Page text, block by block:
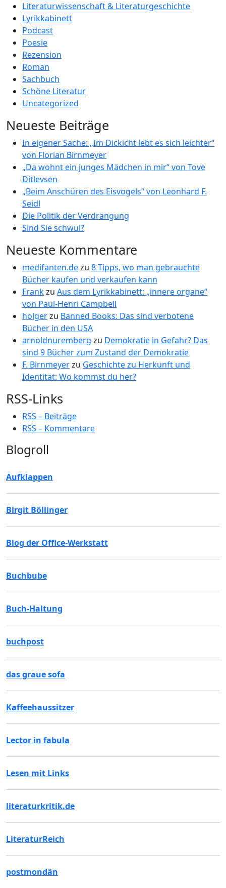
Literaturwissenschaft & Literaturgeschichte
Lyrikkabinett
Podcast
Poesie
Rezension
Roman
Sachbuch
Schöne Literatur
Uncategorized
Neueste Beiträge
In eigener Sache: „Im Dickicht lebt es sich leichter“
von Florian Birnmeyer
„Da wohnt ein junges Mädchen in mir“ von Tove
Ditlevsen
„Beim Anschüren des Eisvogels“ von Leonhard F.
Seidl
Die Politik der Verdrängung
Sind Sie schwul?
Neueste Kommentare
medifanten.dezu 8 Tipps, wo man gebrauchte
Bücher kaufen und verkaufen kann
Frankzu Aus dem Lyrikkabinett: „innere organe“
von Paul-Henri Campbell
holgerzu Banned Books: Das sind verbotene
Bücher in den USA
arnoldnuremberg zu Demokratie in Gefahr? Das
sind 9 Bücher zum Zustand der Demokratie
F. Birnmeyerzu Geschichte zu Herkunft und
Identität: Wo kommst du her?
RSS-Links
RSS – Beiträge
RSS – Kommentare
Blogroll
Aufklappen
Birgit Böllinger
Blog der Office-Werkstatt
Buchbube
Buch-Haltung
buchpost
das graue sofa
Kaffeehaussitzer
Lector in fabula
Lesen mit Links
literaturkritik.de
LiteraturReich
postmondän